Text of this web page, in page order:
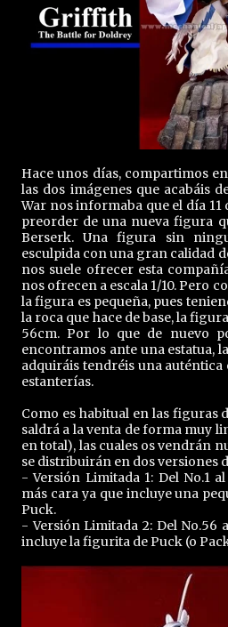
Hace unos días, compartimos
las dos imágenes que acabáis
War nos informaba que el día
preorder de una nueva figura
Berserk. Una figura sin
esculpida con una gran calidad
nos suele ofrecer esta
nos ofrecen a escala 1/10. Pero
la figura es pequeña, pues
la roca que hace de base, la
56cm. Por lo que de nuevo
encontramos ante una estatua,
adquiráis tendréis una auténtica
estanterías.
Como es habitual en las figuras
saldrá a la venta de forma muy
en total), las cuales os vendrán
se distribuirán en dos versiones
- Versión Limitada 1: Del No.1
más cara ya que incluye una
Puck.
- Versión Limitada 2: Del No.56
incluye la figurita de Puck (o